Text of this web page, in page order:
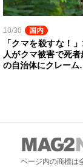
10/30 国内
「クマを殺すな！
人がクマ被害で死
の自治体にクレー
ページ内の商標は